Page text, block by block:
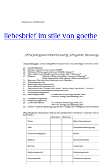
liebesbrief im stile von goethe